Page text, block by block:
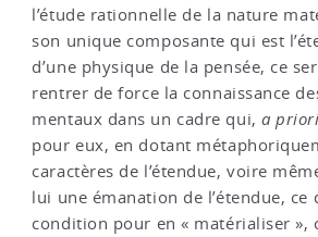
l’étude rationnelle de la nature
son unique composante qui est
d’une physique de la pensée, ce
rentrer de force la connaissance
mentaux dans un cadre qui,a priori
pour eux, en dotant
caractères de l’étendue, voire
lui une émanation de l’étendue, ce
condition pour en « matérialiser »,